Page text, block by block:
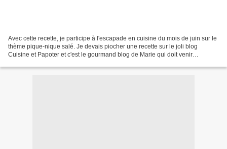
Avec cette recette, je participe à l'escapade en cuisine du mois de juin sur le
thème pique-nique salé. Je devais piocher une recette sur le joli blog
Cuisine et Papoter et c'est le gourmand blog de Marie qui doit venir